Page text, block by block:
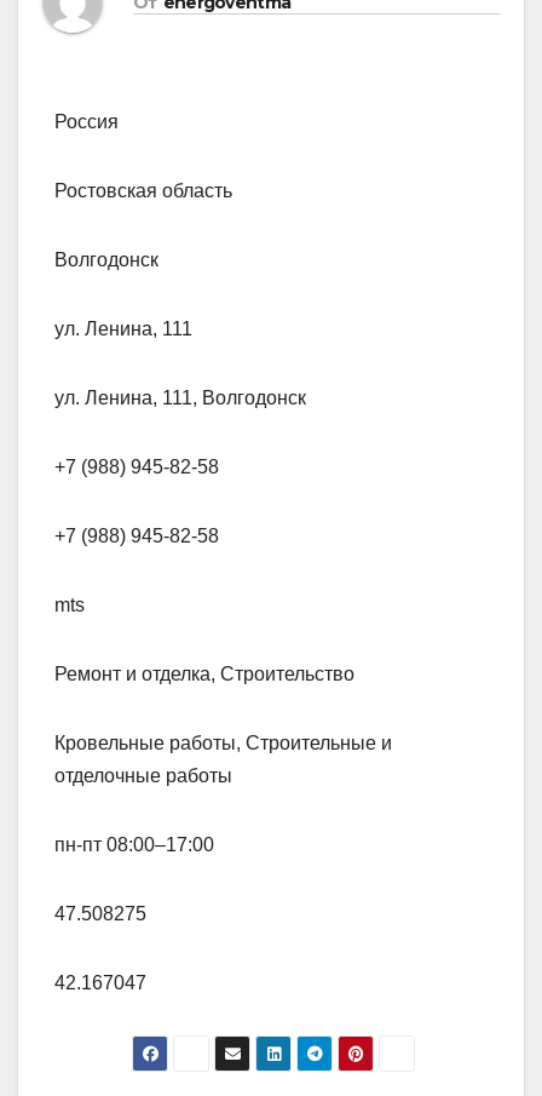
Россия
Ростовская область
Волгодонск
ул. Ленина, 111
ул. Ленина, 111, Волгодонск
+7 (988) 945-82-58
+7 (988) 945-82-58
mts
Ремонт и отделка, Строительство
Кровельные работы, Строительные и
отделочные работы
пн-пт 08:00–17:00
47.508275
42.167047